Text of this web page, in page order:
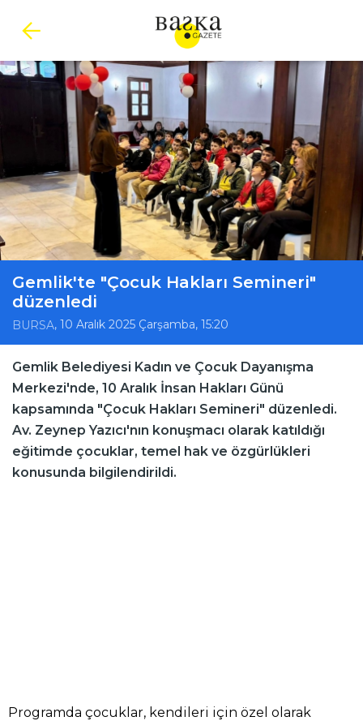
Gemlik'te "Çocuk Hakları Semineri"
düzenledi
BURSA, 10 Aralık 2025 Çarşamba, 15:20
Gemlik Belediyesi Kadın ve Çocuk Dayanışma
Merkezi'nde, 10 Aralık İnsan Hakları Günü
kapsamında "Çocuk Hakları Semineri" düzenledi.
Av. Zeynep Yazıcı'nın konuşmacı olarak katıldığı
eğitimde çocuklar, temel hak ve özgürlükleri
konusunda bilgilendirildi.
Programda çocuklar, kendileri için özel olarak